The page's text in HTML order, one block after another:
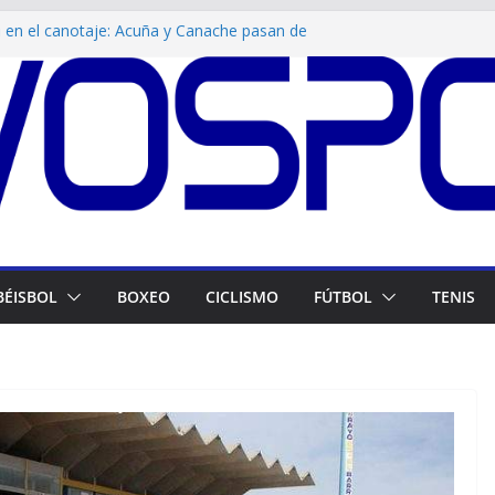
el canotaje: Acuña y Canache pasan de
la ley venezolana
Orangys Jiménez supera las lesiones y
en 200m
Santo Domingo: Douglas Gómez y su hijo
hacia el oro en tiro deportivo
por la dorada: La Vinotinto derrota a
a la gran final del fútbol centroamericano
Venezuela: Julio Mayora firma doblete de
BOXEO CICLISMO FÚTBOL TENIS